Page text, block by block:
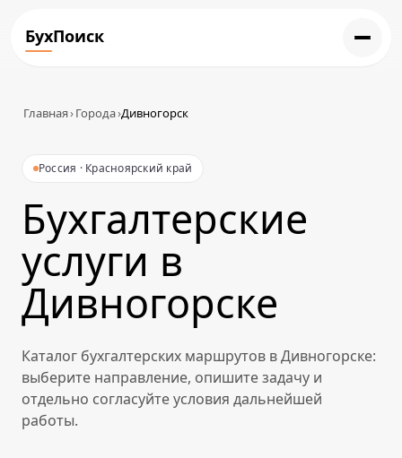
БухПоиск
Главная›Города›Дивногорск
Россия · Красноярский край
Бухгалтерские
услуги в
Дивногорске
Каталог бухгалтерских маршрутов в Дивногорске:
выберите направление, опишите задачу и
отдельно согласуйте условия дальнейшей
работы.